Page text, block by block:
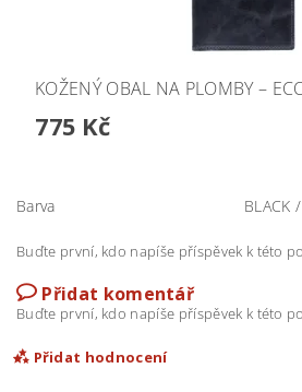
KOŽENÝ OBAL NA PLOMBY –
775 Kč
Barva BLACK
Buďte první, kdo napíše příspěvek k této
Přidat komentář
Buďte první, kdo napíše příspěvek k této
Přidat hodnocení